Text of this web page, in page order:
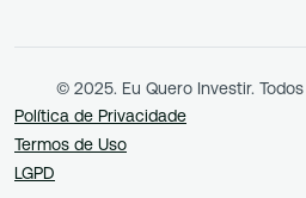
© 2025. Eu Quero Investir.
Política de Privacidade
Termos de Uso
LGPD